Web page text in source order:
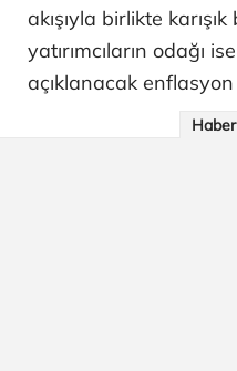
akışıyla birlikte
yatırımcıların odağı
açıklanacak